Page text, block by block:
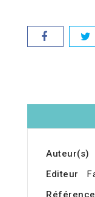
Auteur(s)
Editeur
Référence